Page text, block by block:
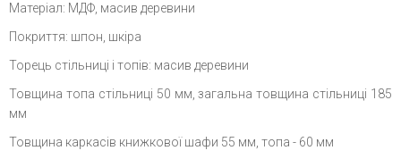
Матеріал: МДФ, масив деревини
Покриття: шпон, шкіра
Торець стільниці і топів: масив деревини
Товщина топа стільниці 50 мм, загальна товщина стільниці 185
мм
Товщина каркасів книжкової шафи 55 мм, топа - 60 мм